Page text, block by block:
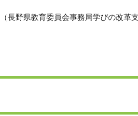
長野県教育委員会事務局学びの改革